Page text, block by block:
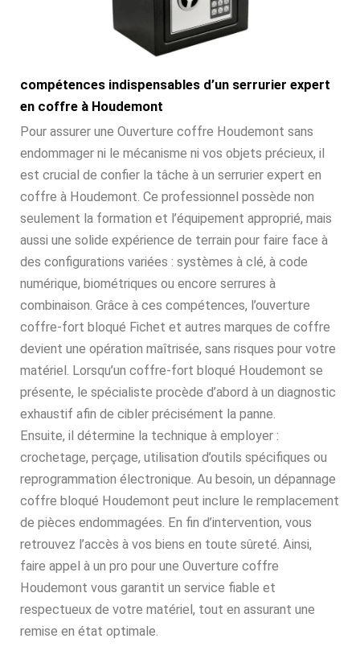
compétences indispensables d’un serrurier expert
en coffre à Houdemont
Pour assurer une Ouverture coffre Houdemont sans
endommager ni le mécanisme ni vos objets précieux, il
est crucial de confier la tâche à un serrurier expert en
coffre à Houdemont. Ce professionnel possède non
seulement la formation et l’équipement approprié, mais
aussi une solide expérience de terrain pour faire face à
des configurations variées : systèmes à clé, à code
numérique, biométriques ou encore serrures à
combinaison. Grâce à ces compétences, l’ouverture
coffre-fort bloqué Fichet et autres marques de coffre
devient une opération maîtrisée, sans risques pour votre
matériel. Lorsqu’un coffre-fort bloqué Houdemont se
présente, le spécialiste procède d’abord à un diagnostic
exhaustif afin de cibler précisément la panne.
Ensuite, il détermine la technique à employer :
crochetage, perçage, utilisation d’outils spécifiques ou
reprogrammation électronique. Au besoin, un dépannage
coffre bloqué Houdemont peut inclure le remplacement
de pièces endommagées. En fin d’intervention, vous
retrouvez l’accès à vos biens en toute sûreté. Ainsi,
faire appel à un pro pour une Ouverture coffre
Houdemont vous garantit un service fiable et
respectueux de votre matériel, tout en assurant une
remise en état optimale.